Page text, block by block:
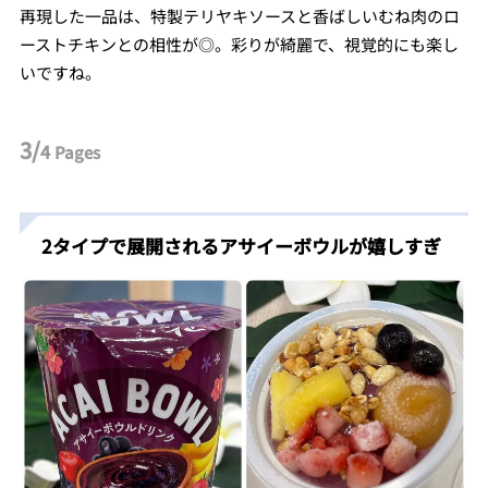
再現した一品は、特製テリヤキソースと香ばしいむね肉のロ
ーストチキンとの相性が◎。彩りが綺麗で、視覚的にも楽し
いですね。
3/4Pages
2タイプで展開されるアサイーボウルが嬉しすぎ